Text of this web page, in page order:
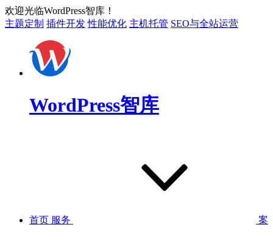
欢迎光临WordPress智库！
主题定制 插件开发 性能优化 主机托管 SEO与全站运营
WordPress智库
首页 服务 案